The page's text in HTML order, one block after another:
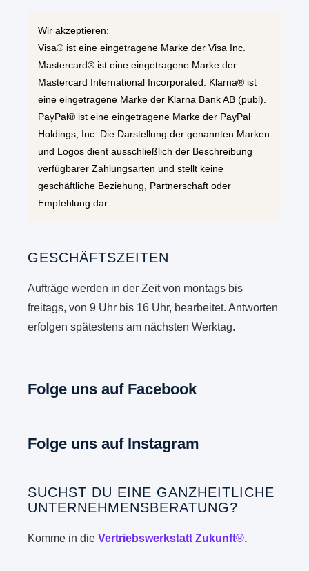
Wir akzeptieren:
Visa® ist eine eingetragene Marke der Visa Inc.
Mastercard® ist eine eingetragene Marke der
Mastercard International Incorporated. Klarna® ist
eine eingetragene Marke der Klarna Bank AB (publ).
PayPal® ist eine eingetragene Marke der PayPal
Holdings, Inc. Die Darstellung der genannten Marken
und Logos dient ausschließlich der Beschreibung
verfügbarer Zahlungsarten und stellt keine
geschäftliche Beziehung, Partnerschaft oder
Empfehlung dar.
GESCHÄFTSZEITEN
Aufträge werden in der Zeit von montags bis
freitags, von 9 Uhr bis 16 Uhr, bearbeitet. Antworten
erfolgen spätestens am nächsten Werktag.
Folge uns auf Facebook
Folge uns auf Instagram
SUCHST DU EINE GANZHEITLICHE
UNTERNEHMENSBERATUNG?
Komme in dieVertriebswerkstatt Zukunft®.